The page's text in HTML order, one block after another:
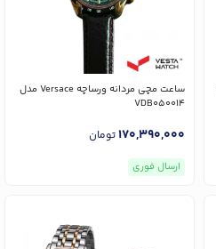
ساعت مچی مردانه ورساچه Versace مدل
VDB050014
170,390,000تومان
ارسال فوری